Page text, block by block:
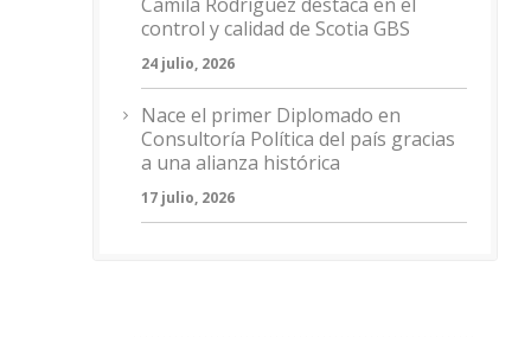
control y calidad de Scotia GBS
24 julio, 2026
Nace el primer Diplomado en
Consultoría Política del país gracias
a una alianza histórica
17 julio, 2026